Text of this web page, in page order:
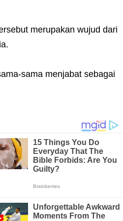
merupakan wujud dari
sama menjabat sebagai